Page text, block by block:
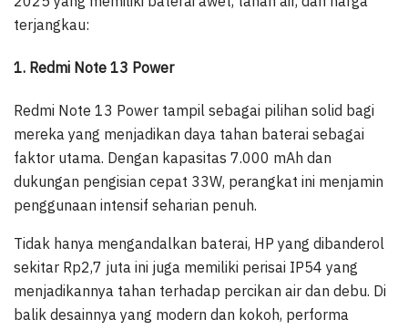
terjangkau:
1. Redmi Note 13 Power
Redmi Note 13 Power tampil sebagai pilihan solid bagi
mereka yang menjadikan daya tahan baterai sebagai
faktor utama. Dengan kapasitas 7.000 mAh dan
dukungan pengisian cepat 33W, perangkat ini menjamin
penggunaan intensif seharian penuh.
Tidak hanya mengandalkan baterai, HP yang dibanderol
sekitar Rp2,7 juta ini juga memiliki perisai IP54 yang
menjadikannya tahan terhadap percikan air dan debu. Di
balik desainnya yang modern dan kokoh, performa